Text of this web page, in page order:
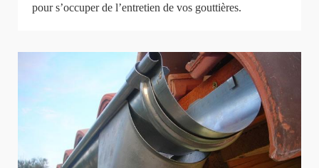
pour s’occuper de l’entretien de vos gouttières.